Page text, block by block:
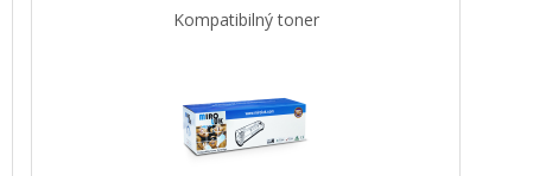
Kompatibilný toner